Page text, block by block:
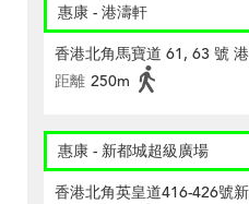
惠康 - 港濤軒
香港北角馬寶道 61, 63 號
距離 250m
惠康 - 新都城超級廣場
香港北角英皇道416-426號